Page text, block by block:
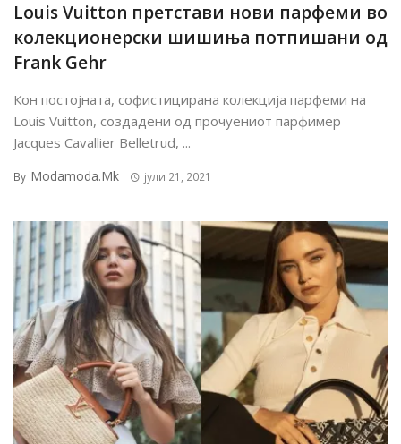
Louis Vuitton претстави нови парфеми во
колекционерски шишиња потпишани од
Frank Gehr
Кон постојната, софистицирана колекција парфеми на
Louis Vuitton, создадени од прочуениот парфимер
Jacques Cavallier Belletrud, ...
By Modamoda.mk јули 21, 2021